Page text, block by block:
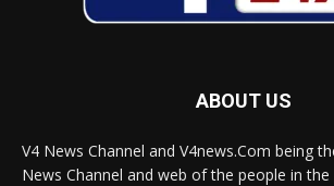
ABOUT US
V4 News Channel and V4news.Com being
News Channel and web of the people in